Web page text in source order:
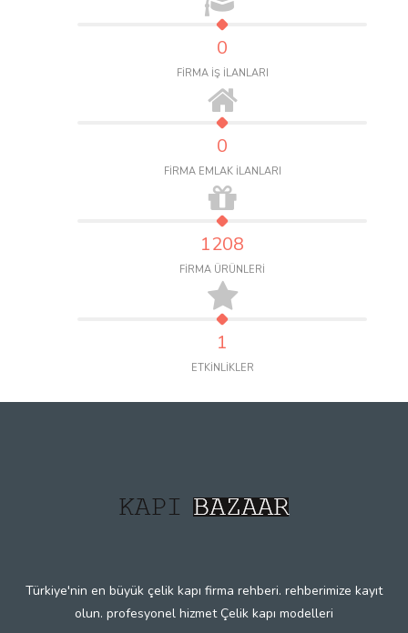
0
FİRMA İŞ İLANLARI
0
FİRMA EMLAK İLANLARI
1208
FİRMA ÜRÜNLERİ
1
ETKİNLİKLER
Türkiye'nin en büyük çelik kapı firma rehberi. rehberimize kayıt
olun. profesyonel hizmet Çelik kapı modelleri